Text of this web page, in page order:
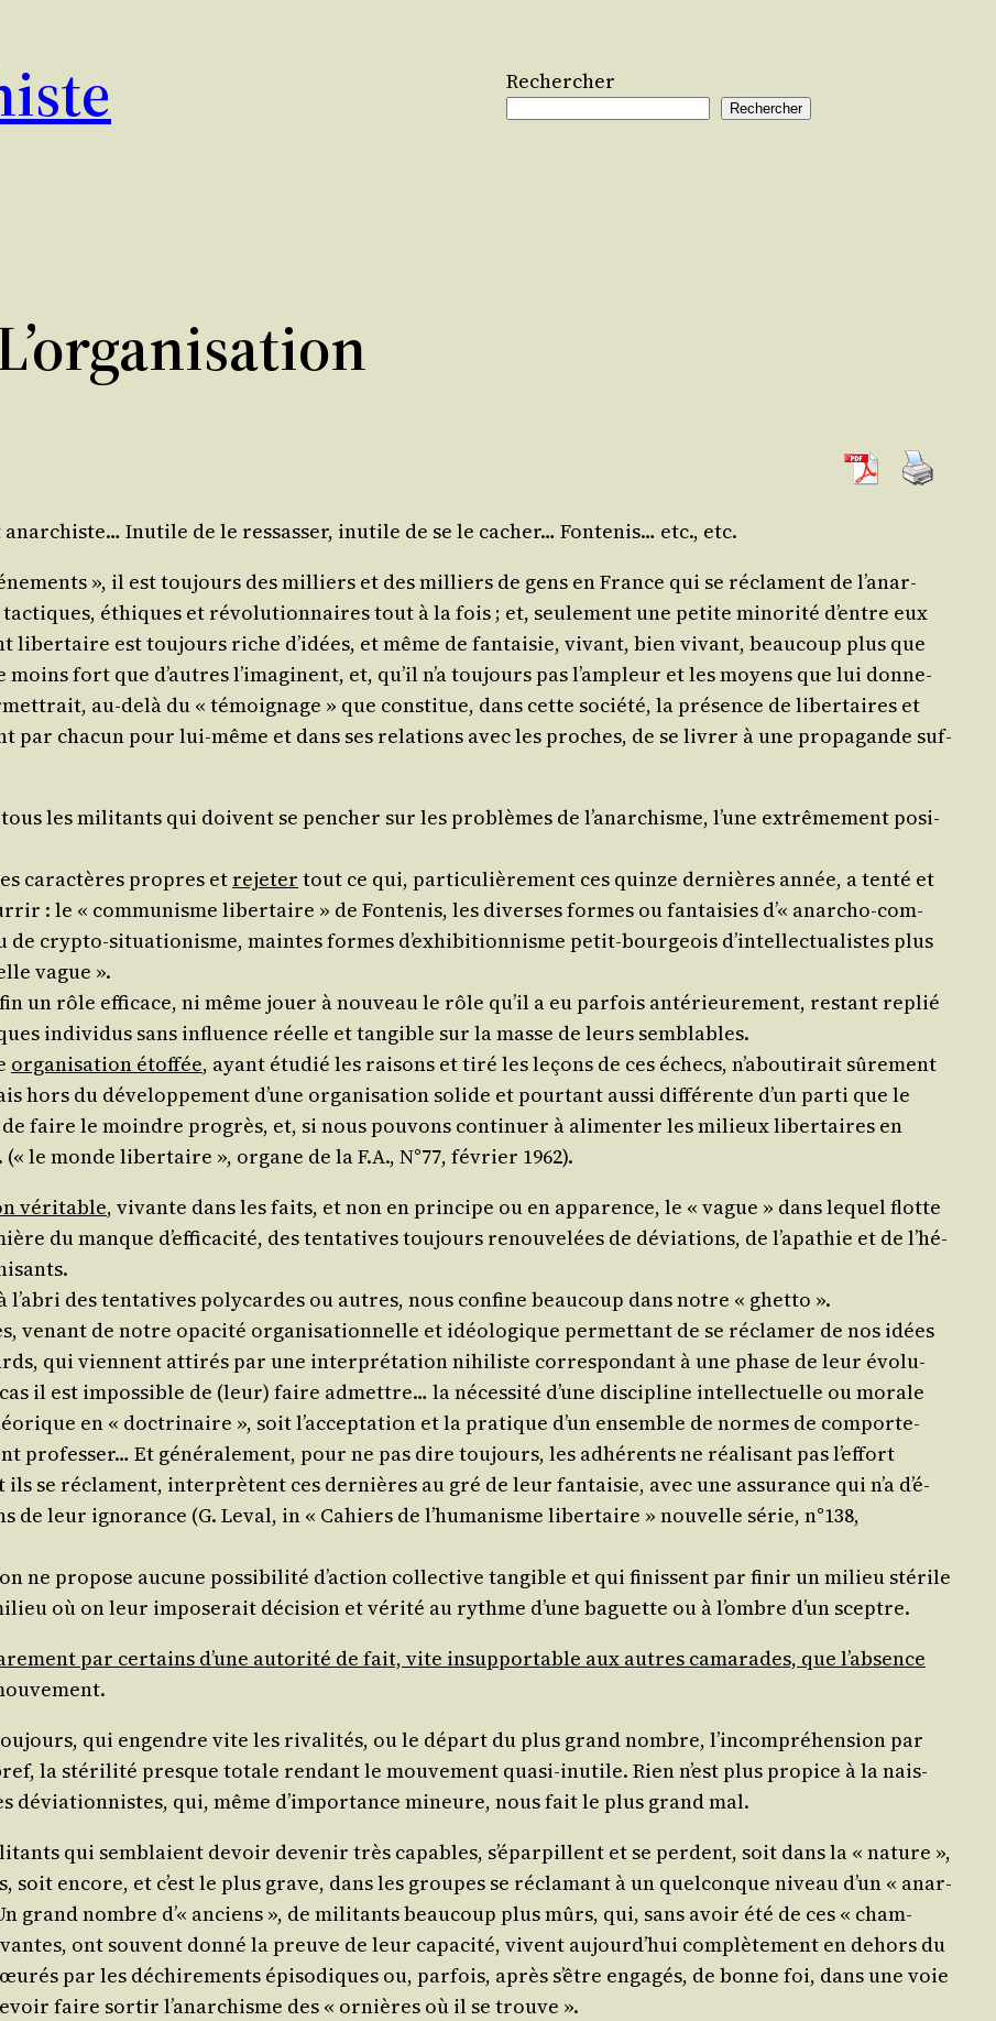
Rechercher
Rechercher
Inutile de le res­sas­ser, inutile de se le cacher… Fon­te­nis… etc., etc.
», il est tou­jours des mil­liers et des mil­liers de gens en France qui se réclament de l’a­nar­
tac­tiques, éthiques et révo­lu­tion­naires tout à la fois ; et, seule­ment une petite mino­ri­té d’entre eux
est tou­jours riche d’i­dées, et même de fan­tai­sie, vivant, bien vivant, beau­coup plus que
fort que d’autres l’i­ma­ginent, et, qu’il n’a tou­jours pas l’am­pleur et les moyens que lui don­ne­
au-delà du « témoi­gnage » que consti­tue, dans cette socié­té, la pré­sence de liber­taires et
par cha­cun pour lui-même et dans ses rela­tions avec les proches, de se livrer à une pro­pa­gande suf­
les mili­tants qui doivent se pen­cher sur les pro­blèmes de l’a­nar­chisme, l’une extrê­me­ment posi­
carac­tères propres et reje­ter tout ce qui, par­ti­cu­liè­re­ment ces quinze der­nières année, a ten­té et
: le « com­mu­nisme liber­taire » de Fon­te­nis, les diverses formes ou fan­tai­sies d’« anar­cho-com­
de cryp­to-situa­tio­nisme, maintes formes d’ex­hi­bi­tion­nisme petit-bour­geois d’in­tel­lec­tua­listes plus
vague ».
un rôle effi­cace, ni même jouer à nou­veau le rôle qu’il a eu par­fois anté­rieu­re­ment, res­tant replié
indi­vi­dus sans influence réelle et tan­gible sur la masse de leurs semblables.
orga­ni­sa­tion étof­fée, ayant étu­dié les rai­sons et tiré les leçons de ces échecs, n’a­bou­ti­rait sûre­ment
hors du déve­lop­pe­ment d’une orga­ni­sa­tion solide et pour­tant aus­si dif­fé­rente d’un par­ti que le
faire le moindre pro­grès, et, si nous pou­vons conti­nuer à ali­men­ter les milieux liber­taires en
le monde liber­taire », organe de la F.A., N°77, février 1962).
véri­table, vivante dans les faits, et non en prin­cipe ou en appa­rence, le « vague » dans lequel flotte
du manque d’ef­fi­ca­ci­té, des ten­ta­tives tou­jours renou­ve­lées de dévia­tions, de l’a­pa­thie et de l’hé­
l’a­bri des ten­ta­tives poly­cardes ou autres, nous confine beau­coup dans notre « ghetto ».
venant de notre opa­ci­té orga­ni­sa­tion­nelle et idéo­lo­gique per­met­tant de se récla­mer de nos idées
qui viennent atti­rés par une inter­pré­ta­tion nihi­liste cor­res­pon­dant à une phase de leur évo­lu­
il est impos­sible de (leur) faire admettre… la néces­si­té d’une dis­ci­pline intel­lec­tuelle ou morale
en « doc­tri­naire », soit l’ac­cep­ta­tion et la pra­tique d’un ensemble de normes de com­por­te­
pro­fes­ser… Et géné­ra­le­ment, pour ne pas dire tou­jours, les adhé­rents ne réa­li­sant pas l’ef­fort
se réclament, inter­prètent ces der­nières au gré de leur fan­tai­sie, avec une assu­rance qui n’a d’é­
de leur igno­rance (G. Leval, in « Cahiers de l’hu­ma­nisme liber­taire » nou­velle série, n°138,
ne pro­pose aucune pos­si­bi­li­té d’ac­tion col­lec­tive tan­gible et qui finissent par finir un milieu sté­rile
où on leur impo­se­rait déci­sion et véri­té au rythme d’une baguette ou à l’ombre d’un sceptre.
par cer­tains d’une auto­ri­té de fait, vite insup­por­table aux autres cama­rades, que l’ab­sence
qui engendre vite les riva­li­tés, ou le départ du plus grand nombre, l’in­com­pré­hen­sion par
la sté­ri­li­té presque totale ren­dant le mou­ve­ment qua­si-inutile. Rien n’est plus pro­pice à la nais­
dévia­tion­nistes, qui, même d’im­por­tance mineure, nous fait le plus grand mal.
qui sem­blaient devoir deve­nir très capables, s’é­par­pillent et se perdent, soit dans la « nature »,
encore, et c’est le plus grave, dans les groupes se récla­mant à un quel­conque niveau d’un « anar­
grand nombre d’« anciens », de mili­tants beau­coup plus mûrs, qui, sans avoir été de ces « cham­
ont sou­vent don­né la preuve de leur capa­ci­té, vivent aujourd’­hui com­plè­te­ment en dehors du
par les déchi­re­ments épi­so­diques ou, par­fois, après s’être enga­gés, de bonne foi, dans une voie
faire sor­tir l’a­nar­chisme des « ornières où il se trouve ».